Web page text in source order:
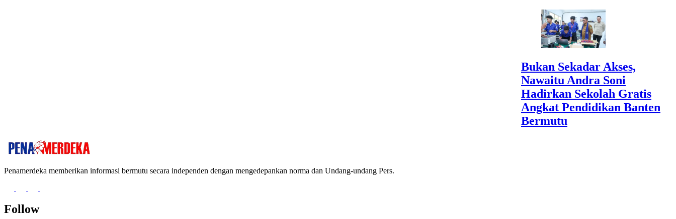
Bukan Sekadar Akses,
Nawaitu Andra Soni
Hadirkan Sekolah Gratis
Angkat Pendidikan Banten
Bermutu
Penamerdeka memberikan informasi bermutu secara independen dengan mengedepankan norma dan Undang-undang Pers.
Follow